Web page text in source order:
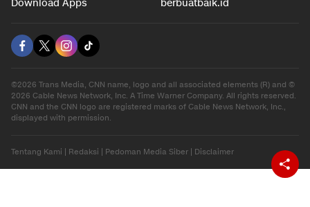
Download Apps berbuatbaik.id
©2026 Trans Media, CNN name, logo and all associated elements (R) and ©
2026 Cable News Network, Inc. A Time Warner Company. All rights reserved.
CNN and the CNN logo are registered marks of Cable News Network, Inc.,
displayed with permission.
Tentang Kami | Redaksi | Pedoman Media Siber | Disclaimer